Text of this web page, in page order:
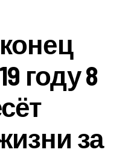
году 8
за